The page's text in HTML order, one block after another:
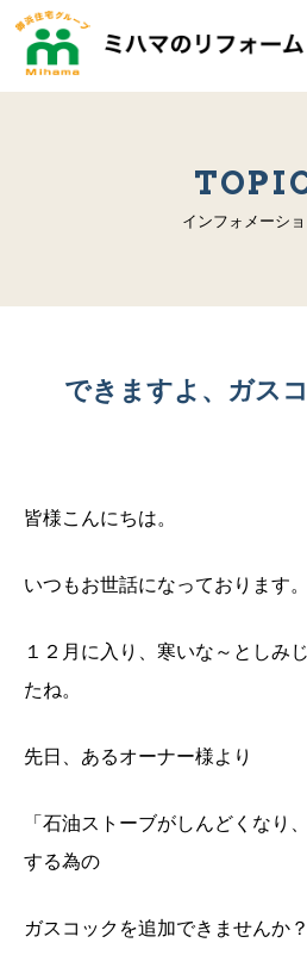
インフォメーシ
できますよ、ガス
皆様こんにちは。
いつもお世話になっております。
１２月に入り、寒いな～としみ
たね。
先日、あるオーナー様より
「石油ストーブがしんどくなり
する為の
ガスコックを追加できませんか？